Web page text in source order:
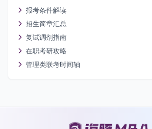
报考条件解读
招生简章汇总
复试调剂指南
在职考研攻略
管理类联考时间轴